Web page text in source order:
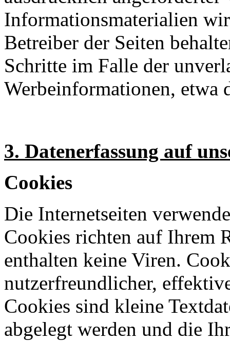
Informationsmaterialien
Betreiber der Seiten
Schritte im Falle der
Werbeinformationen, etwa
3. Datenerfassung auf
Cookies
Die Internetseiten
Cookies richten auf Ihrem
enthalten keine Viren.
nutzerfreundlicher,
Cookies sind kleine
abgelegt werden und die